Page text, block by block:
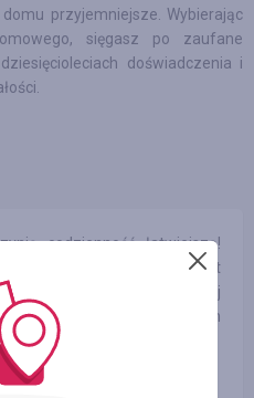
przyjemniejsze. Wybierając
sięgasz po zaufane
doświadczenia i
codzienność łatwiejszą!
domowe obowiązki. 130 lat
i nieustannej
z myślą o ludziach